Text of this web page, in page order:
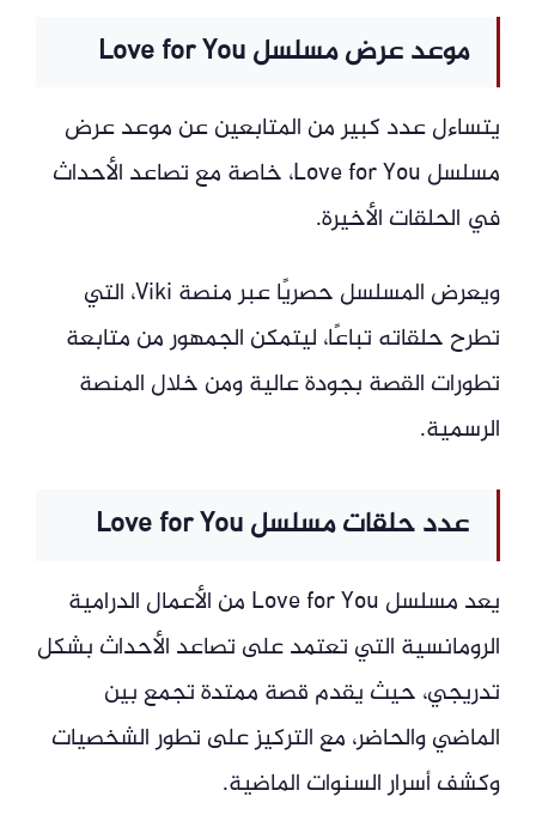
موعد عرض مسلسل Love for You
يتساءل عدد كبير من المتابعين عن موعد عرض
مسلسل Love for You، خاصة مع تصاعد الأحداث
في الحلقات الأخيرة.
ويعرض المسلسل حصريًا عبر منصة Viki، التي
تطرح حلقاته تباعًا، ليتمكن الجمهور من متابعة
تطورات القصة بجودة عالية ومن خلال المنصة
الرسمية.
عدد حلقات مسلسل Love for You
يعد مسلسل Love for You من الأعمال الدرامية
الرومانسية التي تعتمد على تصاعد الأحداث بشكل
تدريجي، حيث يقدم قصة ممتدة تجمع بين
الماضي والحاضر، مع التركيز على تطور الشخصيات
وكشف أسرار السنوات الماضية.